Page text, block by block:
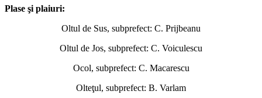
Plase şi plaiuri:
Oltul de Sus, subprefect: C. Prijbeanu
Oltul de Jos, subprefect: C. Voiculescu
Ocol, subprefect: C. Macarescu
Olteţul, subprefect: B. Varlam